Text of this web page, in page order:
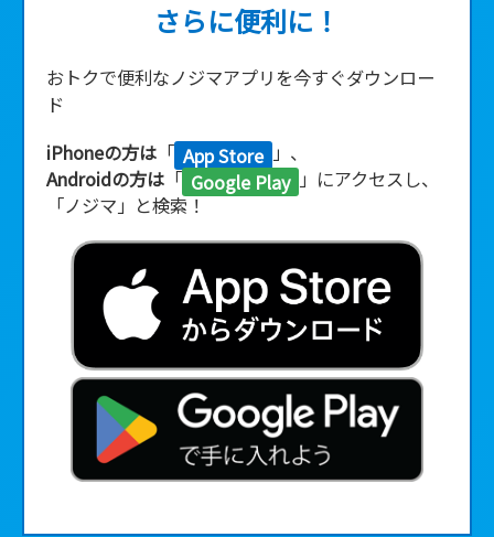
さらに便利に！
おトクで便利なノジマアプリを今すぐダウンロー
ド
iPhoneの方は 「 App Store 」、
Androidの方は 「 Google Play 」にアクセスし、
「ノジマ」と検索！